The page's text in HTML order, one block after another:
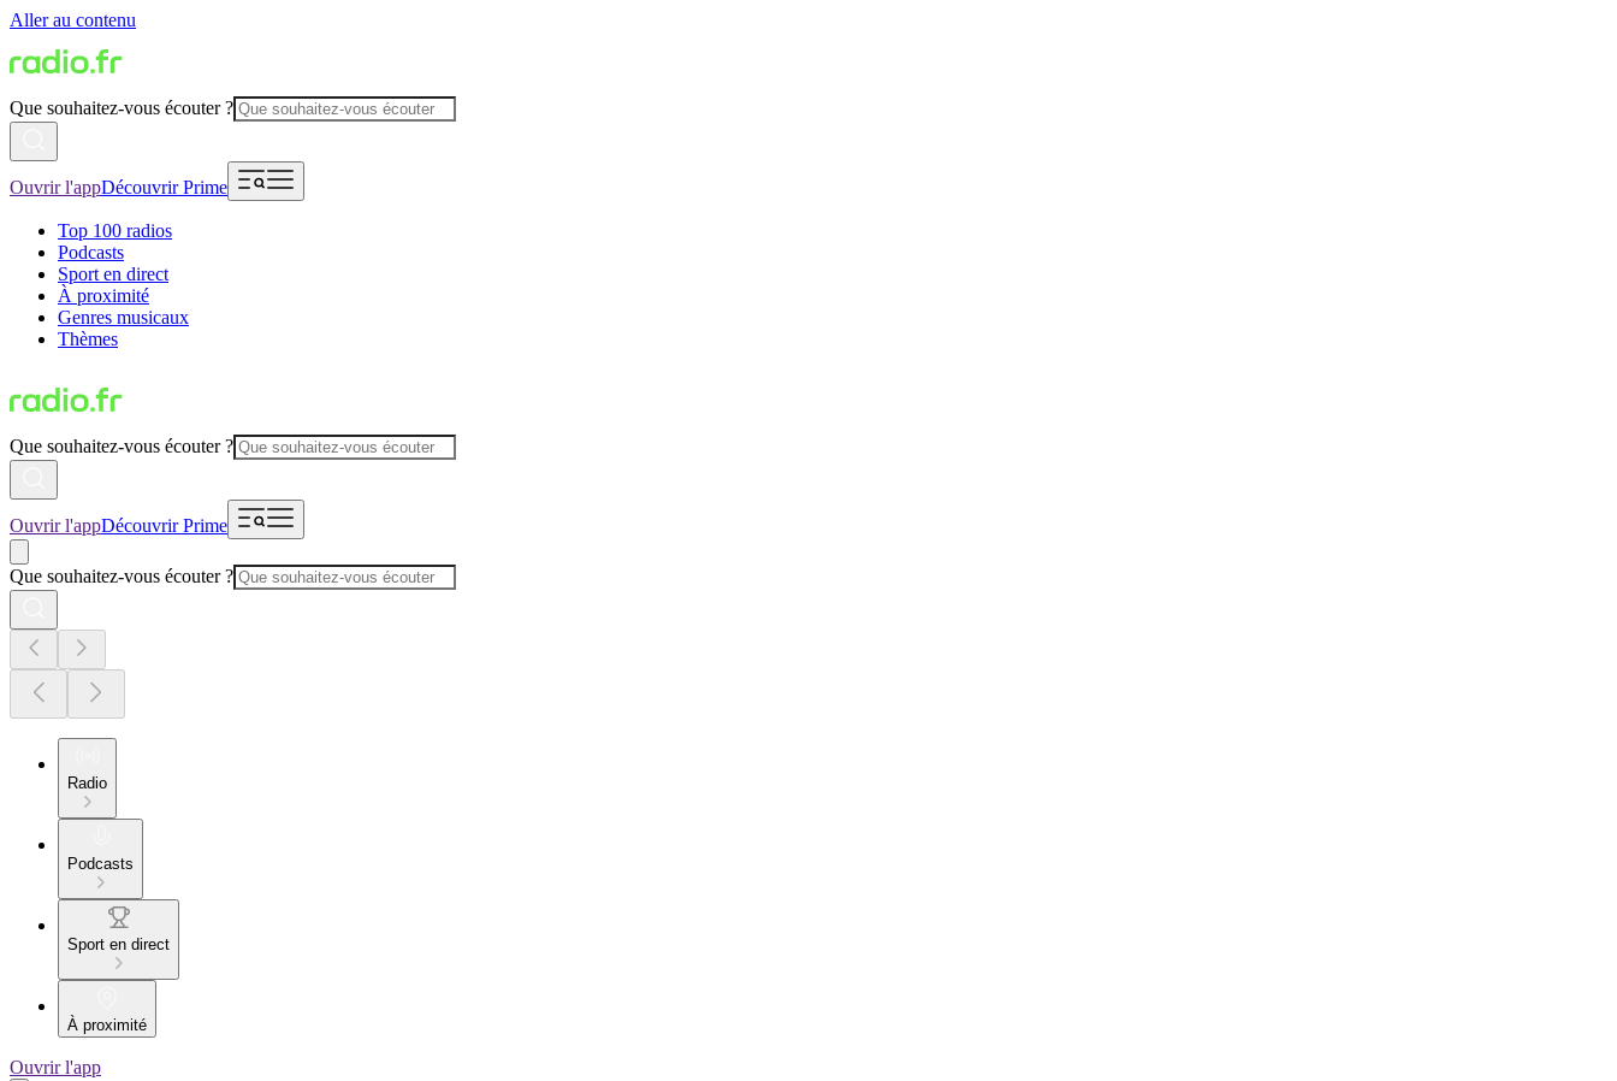
Aller au contenu
Que souhaitez-vous écouter ?
Ouvrir l'appDécouvrir Prime
Top 100 radios
Podcasts
Sport en direct
À proximité
Genres musicaux
Thèmes
Que souhaitez-vous écouter ?
Ouvrir l'appDécouvrir Prime
Que souhaitez-vous écouter ?
Radio
Podcasts
Sport en direct
À proximité
Ouvrir l'app